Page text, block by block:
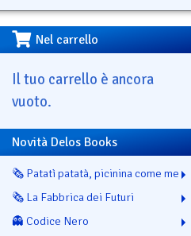
Nel carrello
Il tuo carrello è ancora
vuoto.
Novità Delos Books
🗞️ Patatì patatà, picinina come me
🗞️ La Fabbrica dei Futuri
👻 Codice Nero